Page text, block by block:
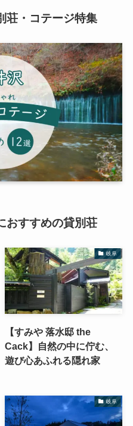
荘・コテージ特集
おすすめの貸別荘
岐阜
【すみや 落水邸 the
Cack】自然の中に佇む、
遊び心あふれる隠れ家
岐阜